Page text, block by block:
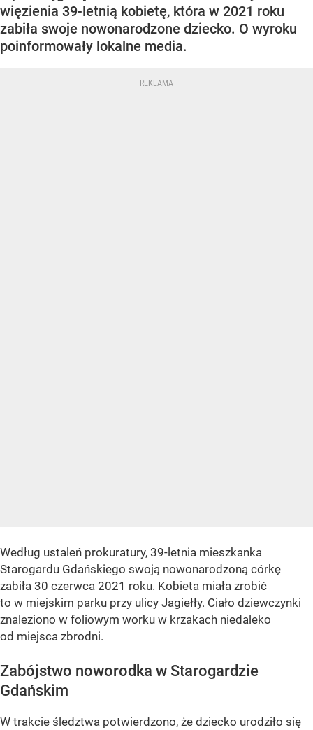
więzienia 39-letnią kobietę, która w 2021 roku
zabiła swoje nowonarodzone dziecko. O wyroku
poinformowały lokalne media.
Według ustaleń prokuratury, 39-letnia mieszkanka
Starogardu Gdańskiego swoją nowonarodzoną córkę
zabiła 30 czerwca 2021 roku. Kobieta miała zrobić
to w miejskim parku przy ulicy Jagiełły. Ciało dziewczynki
znaleziono w foliowym worku w krzakach niedaleko
od miejsca zbrodni.
Zabójstwo noworodka w Starogardzie
Gdańskim
W trakcie śledztwa potwierdzono, że dziecko urodziło się